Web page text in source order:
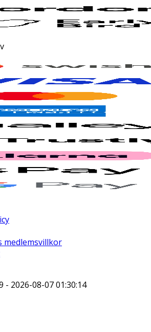
medlemsvillkor
- 2026-08-07 01:30:14